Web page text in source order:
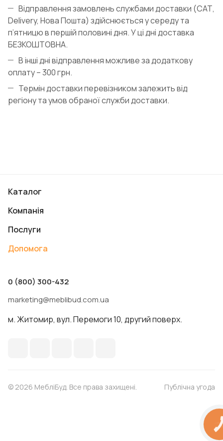
Відправлення замовлень службами доставки (САТ,
Delivery, Нова Пошта) здійснюється у середу та
п’ятницю в першій половині дня. У ці дні доставка
БЕЗКОШТОВНА.
В інші дні відправлення можливе за додаткову
оплату – 300 грн.
Термін доставки перевізником залежить від
регіону та умов обраної служби доставки.
Каталог
Компанія
Послуги
Допомога
0 (800) 300-432
marketing@meblibud.com.ua
м. Житомир, вул. Перемоги 10, другий поверх.
© 2026 МебліБуд. Все права захищені. Публічна угода